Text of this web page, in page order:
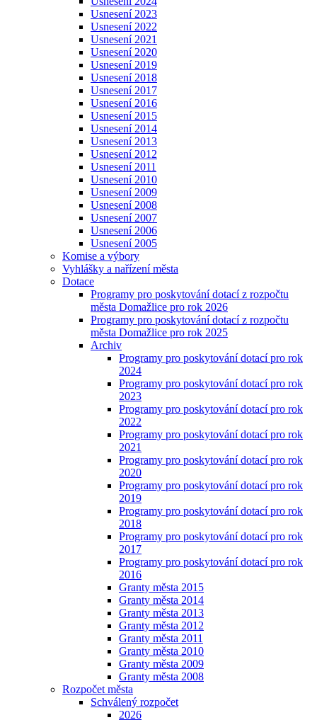
Usnesení 2023
Usnesení 2022
Usnesení 2021
Usnesení 2020
Usnesení 2019
Usnesení 2018
Usnesení 2017
Usnesení 2016
Usnesení 2015
Usnesení 2014
Usnesení 2013
Usnesení 2012
Usnesení 2011
Usnesení 2010
Usnesení 2009
Usnesení 2008
Usnesení 2007
Usnesení 2006
Usnesení 2005
Komise a výbory
Vyhlášky a nařízení města
Dotace
Programy pro poskytování dotací z rozpočtu
města Domažlice pro rok 2026
Programy pro poskytování dotací z rozpočtu
města Domažlice pro rok 2025
Archiv
Programy pro poskytování dotací pro rok
2024
Programy pro poskytování dotací pro rok
2023
Programy pro poskytování dotací pro rok
2022
Programy pro poskytování dotací pro rok
2021
Programy pro poskytování dotací pro rok
2020
Programy pro poskytování dotací pro rok
2019
Programy pro poskytování dotací pro rok
2018
Programy pro poskytování dotací pro rok
2017
Programy pro poskytování dotací pro rok
2016
Granty města 2015
Granty města 2014
Granty města 2013
Granty města 2012
Granty města 2011
Granty města 2010
Granty města 2009
Granty města 2008
Rozpočet města
Schválený rozpočet
2026